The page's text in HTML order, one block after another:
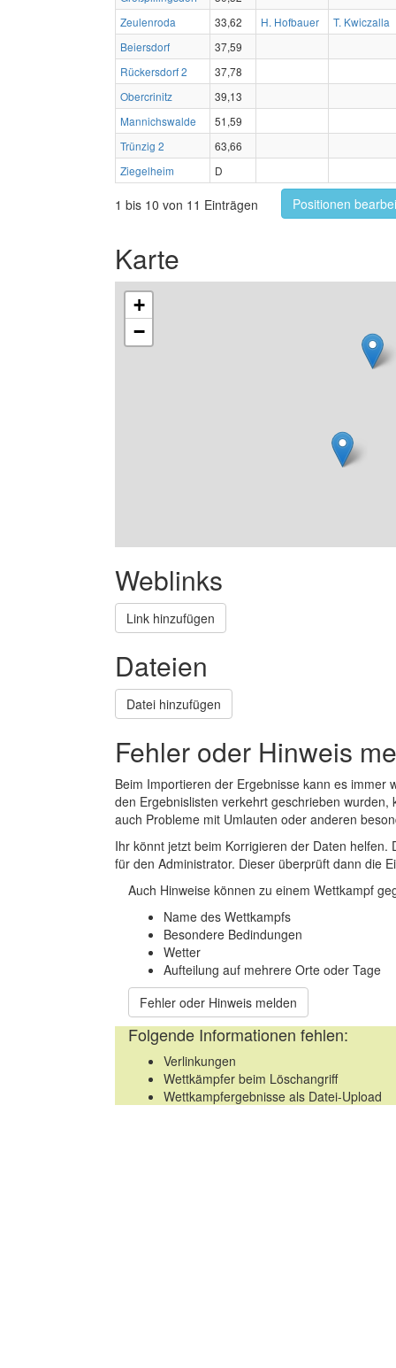
Zeulenroda
33,62 H. Hofbauer
T. Kwiczalla
Beiersdorf
37,59
Rückersdorf 2
37,78
Obercrinitz
39,13
Mannichswalde
51,59
Trünzig 2
63,66
Ziegelheim
D
1 bis 10 von 11 Einträgen Positionen
Karte
+
−
Weblinks
Link hinzufügen
Dateien
Datei hinzufügen
Fehler oder Hinweis
Beim Importieren der Ergebnisse kann es
den Ergebnislisten verkehrt geschrieben
auch Probleme mit Umlauten oder anderen
Ihr könnt jetzt beim Korrigieren der Daten
für den Administrator. Dieser überprüft dann die
Auch Hinweise können zu einem Wettkampf
Name des Wettkampfs
Besondere Bedindungen
Wetter
Aufteilung auf mehrere Orte oder Tage
Fehler oder Hinweis melden
Folgende Informationen fehlen:
Verlinkungen
Wettkämpfer beim Löschangriff
Wettkampfergebnisse als Datei-Upload